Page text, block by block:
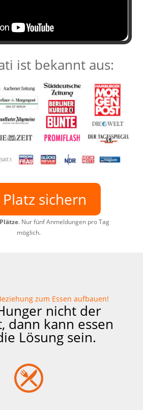
ist bekannt aus:
Platz sichern
. Nur fünf Anmeldungen pro Tag
möglich.
zum Essen aufbauen!
nicht der
dann kann essen
Lösung sein.